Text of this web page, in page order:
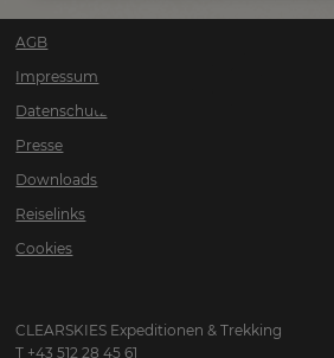
AGB
Impressum
Datenschutz
Presse
Downloads
Reiselinks
Cookies
CLEARSKIES Expeditionen & Trekking
T +43 512 28 45 61